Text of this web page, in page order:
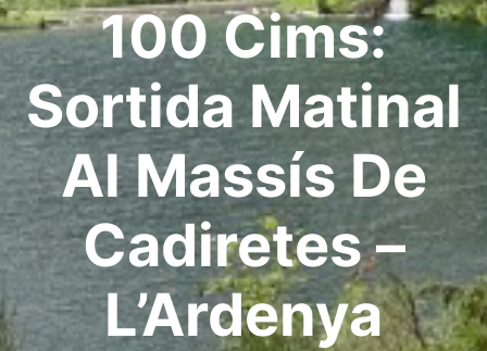
100 Cims:
Sortida Matinal
Al Massís De
Cadiretes –
L’Ardenya